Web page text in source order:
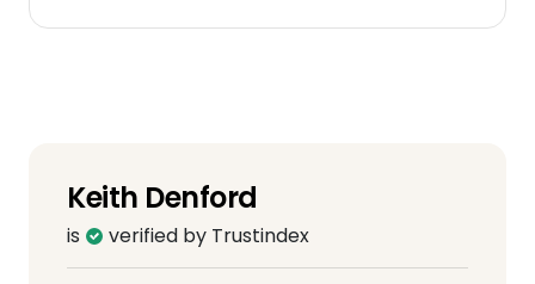
Keith Denford
is verified by Trustindex